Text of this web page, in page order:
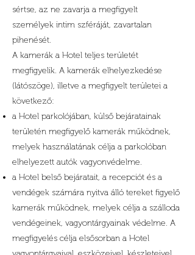
sértse, az ne zavarja a megfigyelt
személyek intim szféráját, zavartalan
pihenését.
A kamerák a Hotel teljes területét
megfigyelik. A kamerák elhelyezkedése
(látószöge), illetve a megfigyelt területei a
következő:
a Hotel parkolójában, külső bejáratainak
területén megfigyelő kamerák működnek,
melyek használatának célja a parkolóban
elhelyezett autók vagyonvédelme.
a Hotel belső bejáratait, a recepciót és a
vendégek számára nyitva álló tereket figyelő
kamerák működnek, melyek célja a szálloda
vendégeinek, vagyontárgyainak védelme. A
megfigyelés célja elsősorban a Hotel